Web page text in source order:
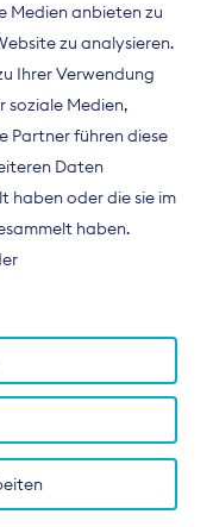
und
der
reserved.
Medien anbieten zu
zu analysieren.
Ihrer Verwendung
soziale Medien,
Partner führen diese
Daten
haben oder die sie im
haben.